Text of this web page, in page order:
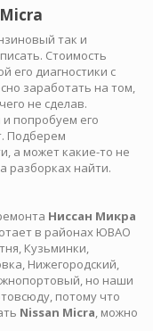
так и
Стоимость
его диагностики с
заработать на том,
не сделав.
попробуем его
Подберем
а может какие-то не
разборках найти.
Ниссан Микра
в районах ЮВАО
Кузьминки,
Нижегородский,
но наши
потому что
Nissan Micra, можно